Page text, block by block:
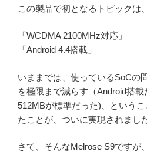
この製品で初となるトピックは
「WCDMA 2100MHz対応」
「Android 4.4搭載」
いままでは、使っているSoCの
を極限まで減らす（Android搭
512MBが標準だった)、という
たことが、ついに実現されました
さて、そんなMelrose S9ですが